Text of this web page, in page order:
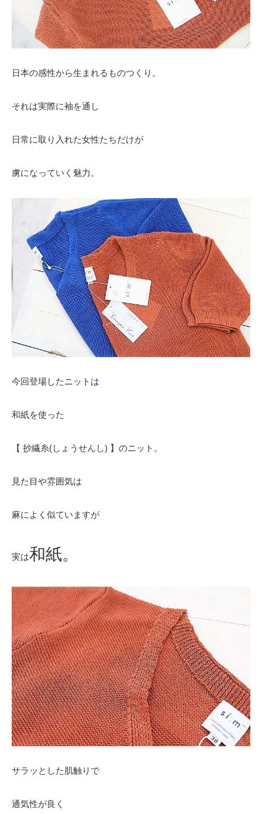
日本の感性から生まれるものつくり。
それは実際に袖を通し
日常に取り入れた女性たちだけが
虜になっていく魅力。
今回登場したニットは
和紙を使った
【 抄繊糸(しょうせんし) 】のニット。
見た目や雰囲気は
麻によく似ていますが
実は和紙。
サラッとした肌触りで
通気性が良く